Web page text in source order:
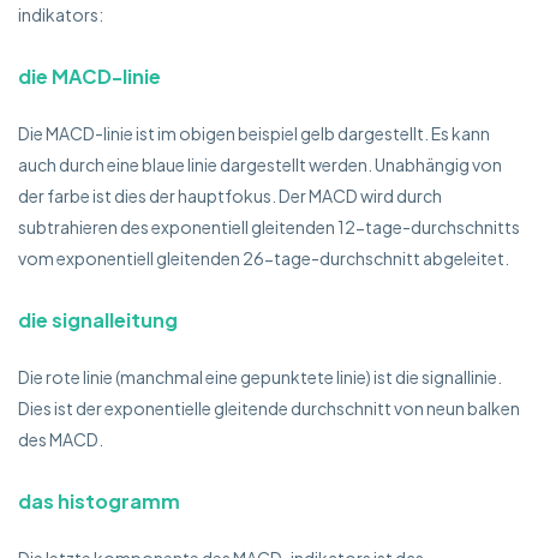
indikators:
die MACD-linie
Die MACD-linie ist im obigen beispiel gelb dargestellt. Es kann
auch durch eine blaue linie dargestellt werden. Unabhängig von
der farbe ist dies der hauptfokus. Der MACD wird durch
subtrahieren des exponentiell gleitenden 12-tage-durchschnitts
vom exponentiell gleitenden 26-tage-durchschnitt abgeleitet.
die signalleitung
Die rote linie (manchmal eine gepunktete linie) ist die signallinie.
Dies ist der exponentielle gleitende durchschnitt von neun balken
des MACD.
das histogramm